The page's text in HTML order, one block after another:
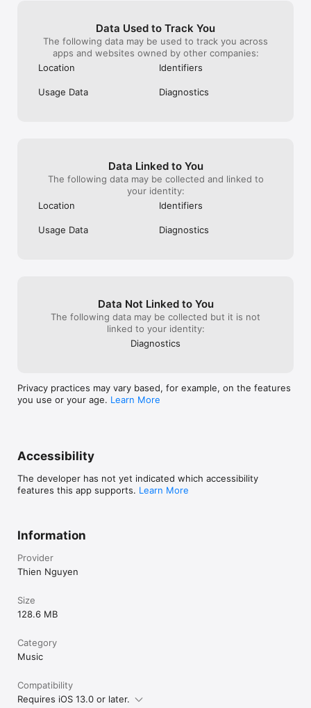
Data Used to Track You
The following data may be used to track you across
apps and websites owned by other companies:
Location
Identifiers
Usage Data Diagnostics
Data Linked to You
The following data may be collected and linked to
your identity:
Location
Identifiers
Usage Data Diagnostics
Data Not Linked to You
The following data may be collected but it is not
linked to your identity:
Diagnostics
Privacy practices may vary based, for example, on the features
you use or your age. Learn More
Accessibility
The developer has not yet indicated which accessibility
features this app supports. Learn More
Information
Provider
Thien Nguyen
Size
128.6 MB
Category
Music
Compatibility
Requires iOS 13.0 or later.